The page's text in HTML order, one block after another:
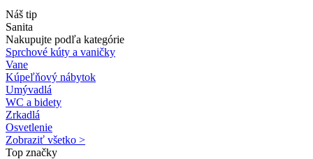
Náš tip
Sanita
Nakupujte podľa kategórie
Sprchové kúty a vaničky
Vane
Kúpeľňový nábytok
Umývadlá
WC a bidety
Zrkadlá
Osvetlenie
Zobraziť všetko >
Top značky